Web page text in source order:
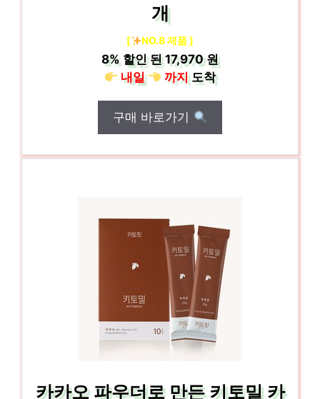
개
[ NO.8 제품 ]
8%할인 된17,970 원
내일
까지도착
구매 바로가기
카카오 파우더로 만든 키토밀 카